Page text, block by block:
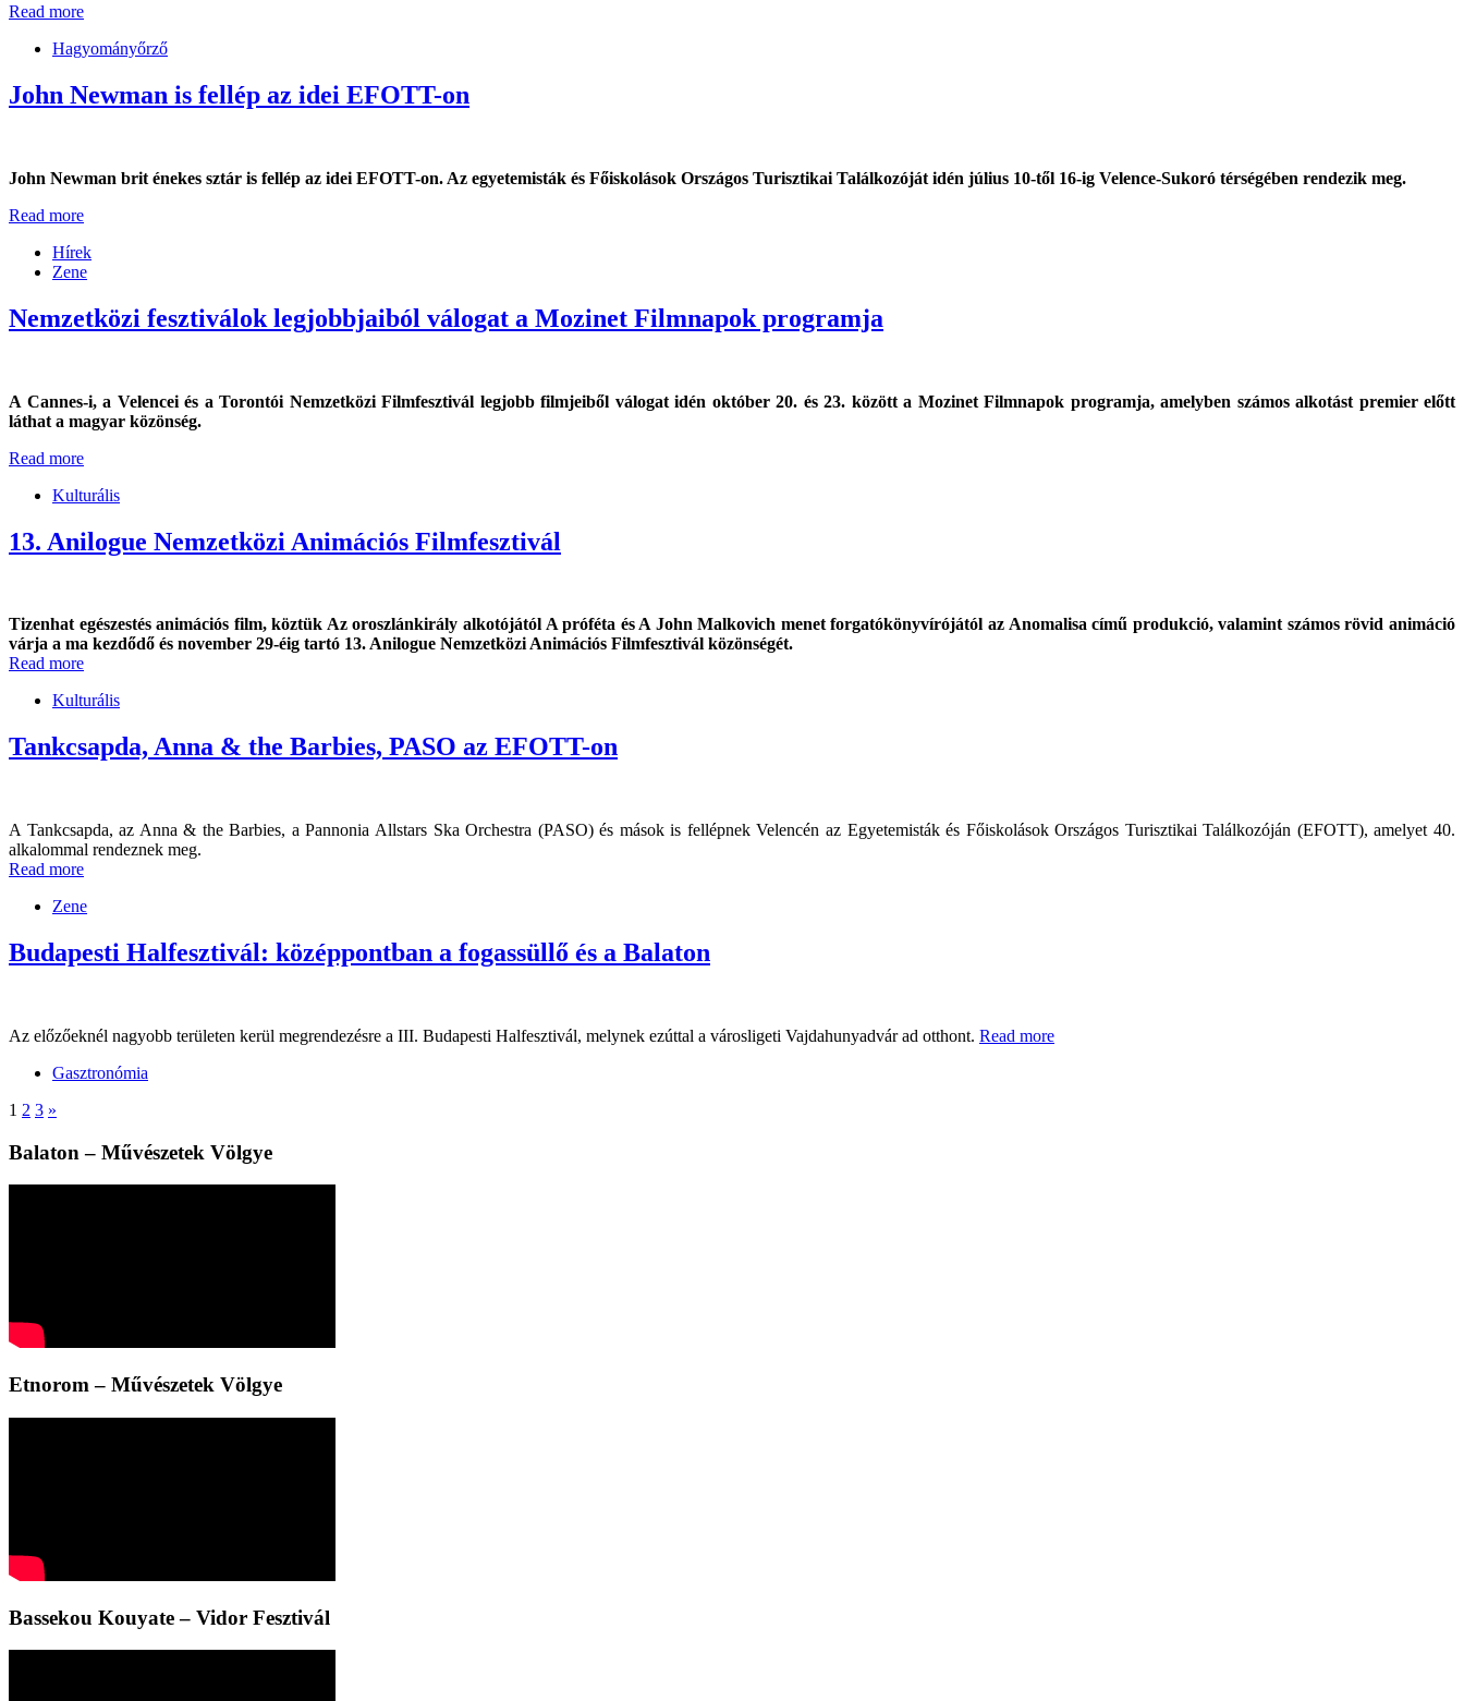
Read more
Hagyományőrző
John Newman is fellép az idei EFOTT-on
John Newman brit énekes sztár is fellép az idei EFOTT-on. Az egyetemisták és Főiskolások Országos Turisztikai Találkozóját idén július 10-től 16-ig Velence-Sukoró térségében rendezik meg.
Read more
Hírek
Zene
Nemzetközi fesztiválok legjobbjaiból válogat a Mozinet Filmnapok programja
A Cannes-i, a Velencei és a Torontói Nemzetközi Filmfesztivál legjobb filmjeiből válogat idén október 20. és 23. között a Mozinet Filmnapok programja, amelyben számos alkotást premier előtt
láthat a magyar közönség.
Read more
Kulturális
13. Anilogue Nemzetközi Animációs Filmfesztivál
Tizenhat egészestés animációs film, köztük Az oroszlánkirály alkotójától A próféta és A John Malkovich menet forgatókönyvírójától az Anomalisa című produkció, valamint számos rövid animáció
várja a ma kezdődő és november 29-éig tartó 13. Anilogue Nemzetközi Animációs Filmfesztivál közönségét.
Read more
Kulturális
Tankcsapda, Anna & the Barbies, PASO az EFOTT-on
A Tankcsapda, az Anna & the Barbies, a Pannonia Allstars Ska Orchestra (PASO) és mások is fellépnek Velencén az Egyetemisták és Főiskolások Országos Turisztikai Találkozóján (EFOTT), amelyet 40.
alkalommal rendeznek meg.
Read more
Zene
Budapesti Halfesztivál: középpontban a fogassüllő és a Balaton
Az előzőeknél nagyobb területen kerül megrendezésre a III. Budapesti Halfesztivál, melynek ezúttal a városligeti Vajdahunyadvár ad otthont. Read more
Gasztronómia
1 2 3 »
Balaton – Művészetek Völgye
Etnorom – Művészetek Völgye
Bassekou Kouyate – Vidor Fesztivál